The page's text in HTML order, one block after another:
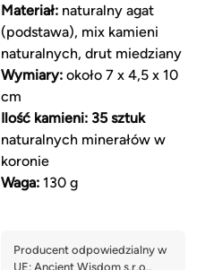
Materiał:naturalny agat
(podstawa), mix kamieni
naturalnych, drut miedziany
Wymiary:około 7 x 4,5 x 10
cm
Ilość kamieni: 35 sztuk
naturalnych minerałów w
koronie
Waga:130 g